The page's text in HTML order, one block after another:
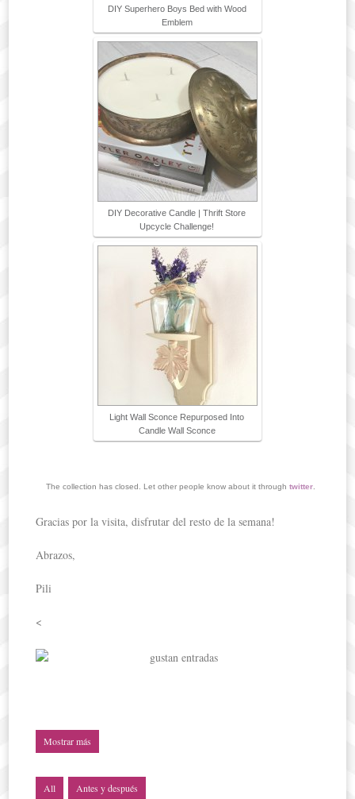
DIY Superhero Boys Bed with Wood
Emblem
DIY Decorative Candle | Thrift Store
Upcycle Challenge!
Light Wall Sconce Repurposed Into
Candle Wall Sconce
The collection has closed. Let other people know about it through twitter.
Gracias por la visita, disfrutar del resto de la semana!
Abrazos,
Pili
<
Mostrar más
All Antes y después